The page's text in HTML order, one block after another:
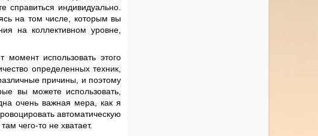
справиться индивидуально.
на том числе, которым вы
на коллективном уровне,
использовать этого
определенных техник,
причины, и поэтому
вы можете использовать,
очень важная мера, как я
автоматическую
чего-то не хватает.